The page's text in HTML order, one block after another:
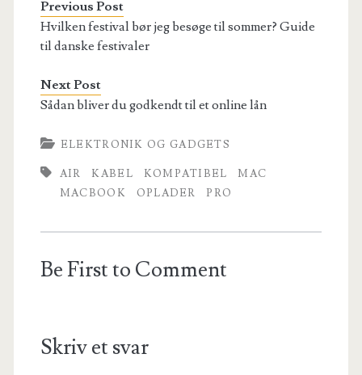
Previous Post
Hvilken festival bør jeg besøge til sommer? Guide
til danske festivaler
Next Post
Sådan bliver du godkendt til et online lån
ELEKTRONIK OG GADGETS
AIR KABEL KOMPATIBEL
MAC
MACBOOK
OPLADER PRO
Be First to Comment
Skriv et svar